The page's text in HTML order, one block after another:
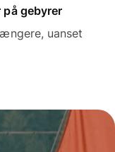
på gebyrer
uanset